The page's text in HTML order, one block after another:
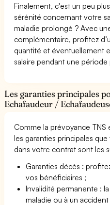
Finalement, c'est un peu
sérénité concernant votre
maladie prolongé ? Avec
complémentaire, profitez
quantité et éventuellement
salaire pendant une période
Les garanties principales
Echafaudeur /
Comme la prévoyance TNS
les garanties principales
dans votre contrat sont les
Garanties décès :
vos bénéficiaires ;
Invalidité permanente :
maladie ou à un